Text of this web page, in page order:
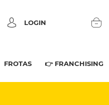
LOGIN
FROTAS 👉 FRANCHISING